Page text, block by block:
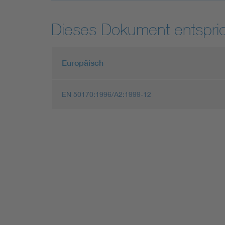
Dieses Dokument
Europäisch
EN 50170:1996/A2:1999-12